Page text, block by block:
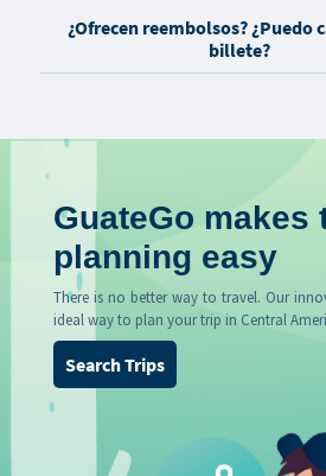
¿Ofrecen reembolsos? ¿Puedo
billete?
GuateGo makes
planning easy
There is no better way to travel. Our
ideal way to plan your trip in Central
Search Trips